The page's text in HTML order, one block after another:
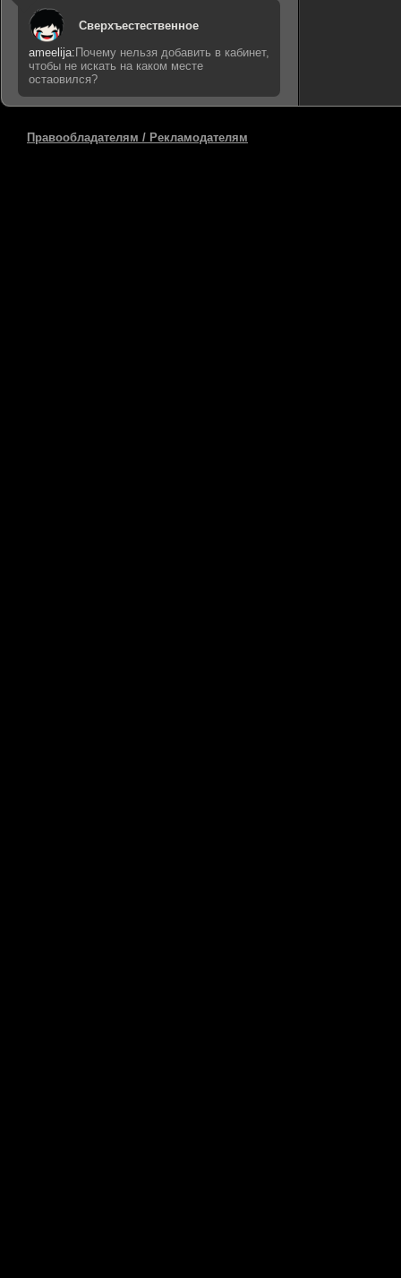
Сверхъестественное
ameelija: Почему нельзя добавить в кабинет,
чтобы не искать на каком месте
остаовился?
Правообладателям / Рекламодателям